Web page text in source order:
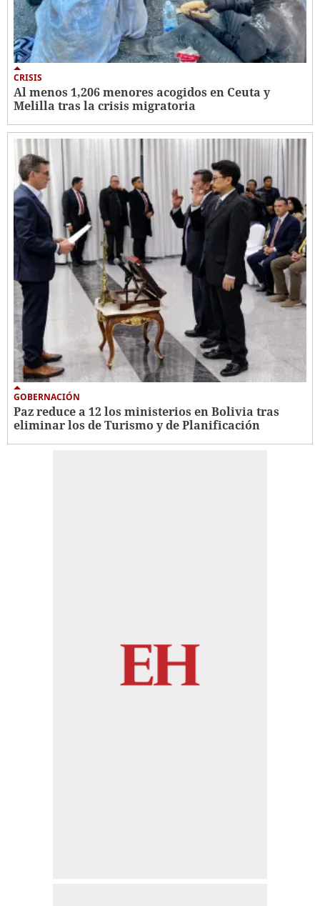
CRISIS
Al menos 1,206 menores acogidos en Ceuta y
Melilla tras la crisis migratoria
GOBERNACIÓN
Paz reduce a 12 los ministerios en Bolivia tras
eliminar los de Turismo y de Planificación